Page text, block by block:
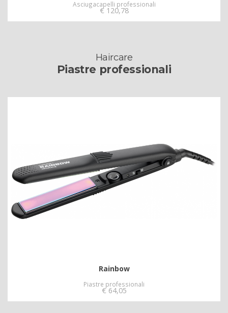
Asciugacapelli professionali
€ 120,78
Haircare
Piastre professionali
Rainbow
Piastre professionali
€64,05